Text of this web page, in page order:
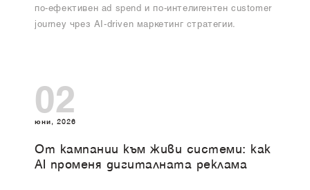
по-ефективен ad spend и по-интелигентен customer
journey чрез AI-driven маркетинг стратегии.
02
юни, 2026
От кампании към живи системи: как
AI променя дигиталната реклама